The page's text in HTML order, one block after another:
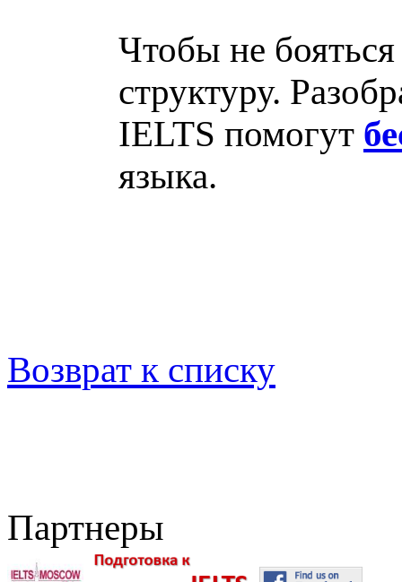
Чтобы не бояться
структуру.
IELTS помогут
языка.
Возврат к списку
Партнеры